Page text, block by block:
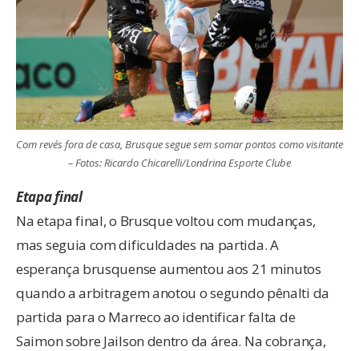
Com revés fora de casa, Brusque segue sem somar pontos como visitante
– Fotos: Ricardo Chicarelli/Londrina Esporte Clube
Etapa final
Na etapa final, o Brusque voltou com mudanças,
mas seguia com dificuldades na partida. A
esperança brusquense aumentou aos 21 minutos
quando a arbitragem anotou o segundo pênalti da
partida para o Marreco ao identificar falta de
Saimon sobre Jailson dentro da área. Na cobrança,